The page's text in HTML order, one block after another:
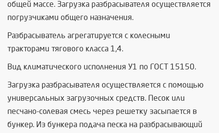
общей массе. Загрузка разбрасывателя осуществляется
погрузчиками общего назначения.
Разбрасыватель агрегатируется с колесными
тракторами тягового класса 1,4.
Вид климатического исполнения У1 по ГОСТ 15150.
Загрузка разбрасывателя осуществляется с помощью
универсальных загрузочных средств. Песок или
песчано-солевая смесь через решетку засыпается в
бункер. Из бункера подача песка на разбрасывающий